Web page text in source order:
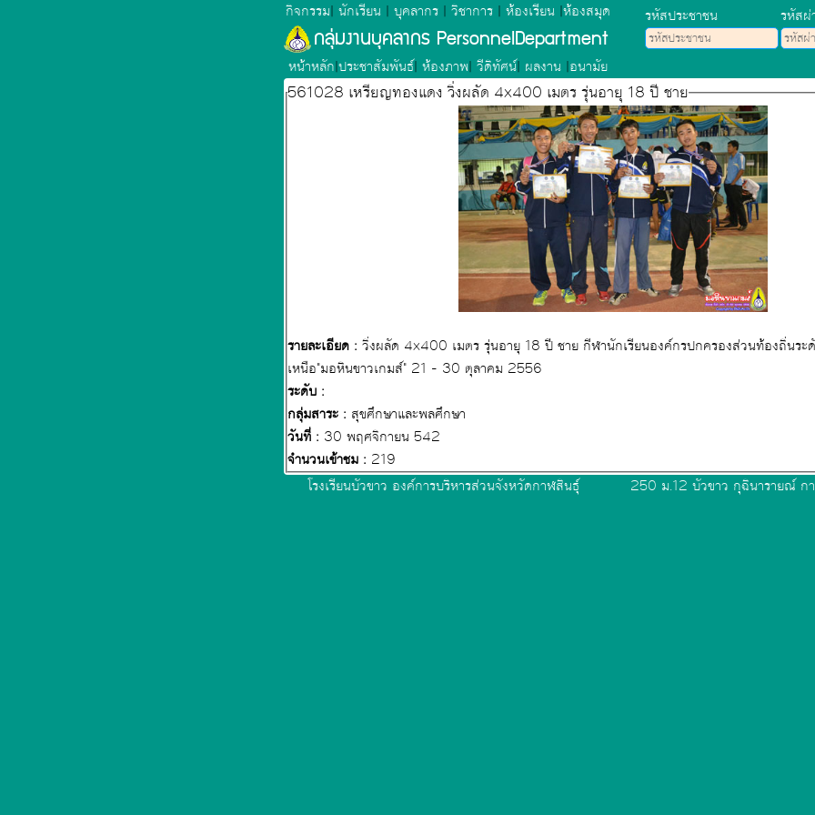
กิจกรรม| นักเรียน | บุคลากร | วิชาการ | ห้องเรียน |ห้องสมุด
กลุ่มงานบุคลากร PersonnelDepartment
หน้าหลัก|ประชาสัมพันธ์| ห้องภาพ| วีดิทัศน์| ผลงาน |อนามัย
รหัสประชาชน รหัสผ่
561028 เหรียญทองแดง วิ่งผลัด 4x400 เมตร รุ่นอายุ 18 ปี ชาย
รายละเอียด : วิ่งผลัด 4x400 เมตร รุ่นอายุ 18 ปี ชาย กีฬานักเรียนองค์กรปกครองส่วนท้องถิ่นระ
เหนือ"มอหินขาวเกมส์" 21 - 30 ตุลาคม 2556
ระดับ :
กลุ่มสาระ : สุขศึกษาและพลศึกษา
วันที่ : 30 พฤศจิกายน 542
จำนวนเข้าชม : 219
โรงเรียนบัวขาว องค์การบริหารส่วนจังหวัดกาฬสินธุ์
250 ม.12 บัวขาว กุฉินารายณ์ ก